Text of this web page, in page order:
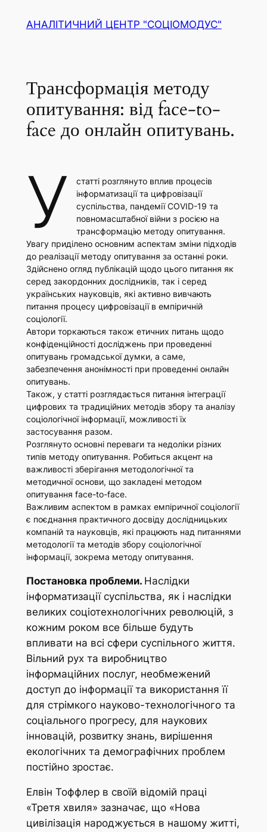
АНАЛІТИЧНИЙ ЦЕНТР "СОЦІОМОДУС"
Трансформація методу
опитування: від face-to-
face до онлайн опитувань.
У
статті розглянуто вплив процесів
інформатизації та цифровізації
суспільства, пандемії COVID-19 та
повномасштабної війни з росією на
трансформацію методу опитування.
Увагу приділено основним аспектам зміни підходів
до реалізації методу опитування за останні роки.
Здійснено огляд публікацій щодо цього питання як
серед закордонних дослідників, так і серед
українських науковців, які активно вивчають
питання процесу цифровізації в емпіричній
соціології.
Автори торкаються також етичних питань щодо
конфіденційності досліджень при проведенні
опитувань громадської думки, а саме,
забезпечення анонімності при проведенні онлайн
опитувань.
Також, у статті розглядається питання інтеграції
цифрових та традиційних методів збору та аналізу
соціологічної інформації, можливості їх
застосування разом.
Розглянуто основні переваги та недоліки різних
типів методу опитування. Робиться акцент на
важливості зберігання методологічної та
методичної основи, що закладені методом
опитування face-to-face.
Важливим аспектом в рамках емпіричної соціології
є поєднання практичного досвіду дослідницьких
компаній та науковців, які працюють над питаннями
методології та методів збору соціологічної
інформації, зокрема методу опитування.
Постановка проблеми. Наслідки
інформатизації суспільства, як і наслідки
великих соціотехнологічних революцій, з
кожним роком все більше будуть
впливати на всі сфери суспільного життя.
Вільний рух та виробництво
інформаційних послуг, необмежений
доступ до інформації та використання її
для стрімкого науково-технологічного та
соціального прогресу, для наукових
інновацій, розвитку знань, вирішення
екологічних та демографічних проблем
постійно зростає.
Елвін Тоффлер в своїй відомій праці
«Третя хвиля» зазначає, що «Нова
цивілізація народжується в нашому житті,